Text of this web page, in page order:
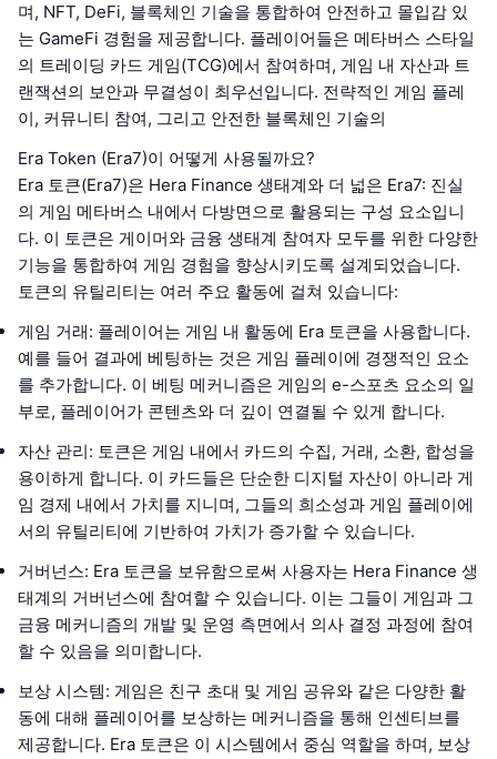
며, NFT, DeFi, 블록체인 기술을 통합하여 안전하고 몰입감 있
는 GameFi 경험을 제공합니다. 플레이어들은 메타버스 스타일
의 트레이딩 카드 게임(TCG)에서 참여하며, 게임 내 자산과 트
랜잭션의 보안과 무결성이 최우선입니다. 전략적인 게임 플레
이, 커뮤니티 참여, 그리고 안전한 블록체인 기술의
Era Token (Era7)이 어떻게 사용될까요?
Era 토큰(Era7)은 Hera Finance 생태계와 더 넓은 Era7: 진실
의 게임 메타버스 내에서 다방면으로 활용되는 구성 요소입니
다. 이 토큰은 게이머와 금융 생태계 참여자 모두를 위한 다양한
기능을 통합하여 게임 경험을 향상시키도록 설계되었습니다.
토큰의 유틸리티는 여러 주요 활동에 걸쳐 있습니다:
게임 거래: 플레이어는 게임 내 활동에 Era 토큰을 사용합니다.
예를 들어 결과에 베팅하는 것은 게임 플레이에 경쟁적인 요소
를 추가합니다. 이 베팅 메커니즘은 게임의 e-스포츠 요소의 일
부로, 플레이어가 콘텐츠와 더 깊이 연결될 수 있게 합니다.
자산 관리: 토큰은 게임 내에서 카드의 수집, 거래, 소환, 합성을
용이하게 합니다. 이 카드들은 단순한 디지털 자산이 아니라 게
임 경제 내에서 가치를 지니며, 그들의 희소성과 게임 플레이에
서의 유틸리티에 기반하여 가치가 증가할 수 있습니다.
거버넌스: Era 토큰을 보유함으로써 사용자는 Hera Finance 생
태계의 거버넌스에 참여할 수 있습니다. 이는 그들이 게임과 그
금융 메커니즘의 개발 및 운영 측면에서 의사 결정 과정에 참여
할 수 있음을 의미합니다.
보상 시스템: 게임은 친구 초대 및 게임 공유와 같은 다양한 활
동에 대해 플레이어를 보상하는 메커니즘을 통해 인센티브를
제공합니다. Era 토큰은 이 시스템에서 중심 역할을 하며, 보상